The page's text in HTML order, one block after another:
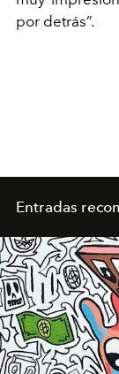
por detrás”.
Entradas